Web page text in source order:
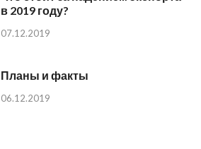
в 2019 году?
07.12.2019
Планы и факты
06.12.2019